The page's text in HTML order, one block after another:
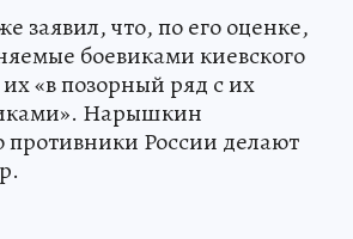
заявил, что, по его оценке,
боевиками киевского
«в позорный ряд с их
Нарышкин
противники России делают